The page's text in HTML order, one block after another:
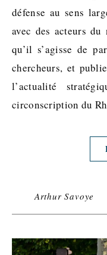
défense au sens
avec des acteurs
qu’il s’agisse de
chercheurs, et
l’actualité
circonscription du
Arthur Savoye